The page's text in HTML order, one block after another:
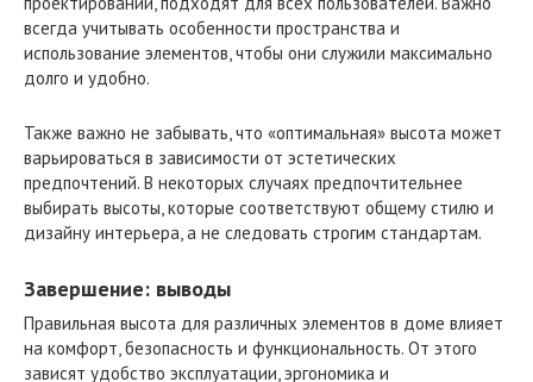
всегда учитывать особенности пространства и
использование элементов, чтобы они служили максимально
долго и удобно.
Также важно не забывать, что «оптимальная» высота может
варьироваться в зависимости от эстетических
предпочтений. В некоторых случаях предпочтительнее
выбирать высоты, которые соответствуют общему стилю и
дизайну интерьера, а не следовать строгим стандартам.
Завершение: выводы
Правильная высота для различных элементов в доме влияет
на комфорт, безопасность и функциональность. От этого
зависят удобство эксплуатации, эргономика и